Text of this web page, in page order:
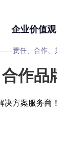
企业价值观
责任、合作、
合作品
决方案服务商